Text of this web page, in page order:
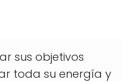
sus objetivos
toda su energía y